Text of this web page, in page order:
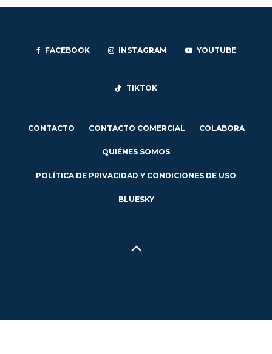
FACEBOOK INSTAGRAM YOUTUBE
TIKTOK
CONTACTO CONTACTO COMERCIAL COLABORA
QUIÉNES SOMOS
POLÍTICA DE PRIVACIDAD Y CONDICIONES DE USO
BLUESKY